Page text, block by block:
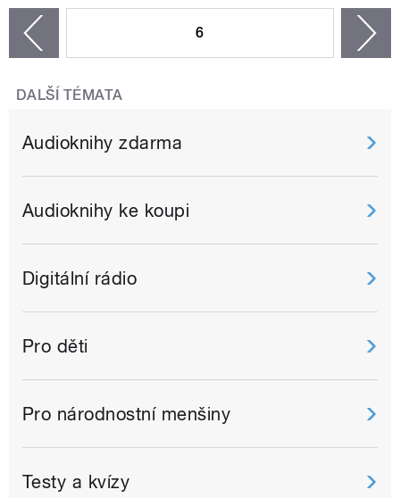
6
DALŠÍ TÉMATA
Audioknihy zdarma
Audioknihy ke koupi
Digitální rádio
Pro děti
Pro národnostní menšiny
Testy a kvízy